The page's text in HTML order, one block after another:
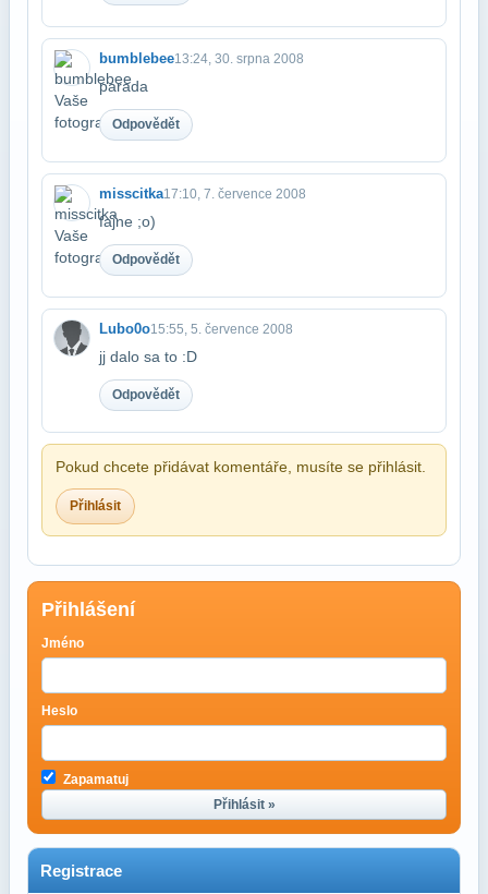
bumblebee13:24, 30. srpna 2008
parada
Odpovědět
misscitka17:10, 7. července 2008
fajne ;o)
Odpovědět
Lubo0o15:55, 5. července 2008
jj dalo sa to :D
Odpovědět
Pokud chcete přidávat komentáře, musíte se přihlásit.
Přihlásit
Přihlášení
Jméno
Heslo
Zapamatuj
Přihlásit »
Registrace